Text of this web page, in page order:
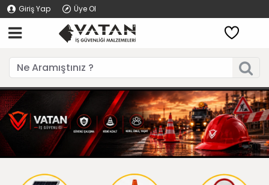
Giriş Yap Üye Ol